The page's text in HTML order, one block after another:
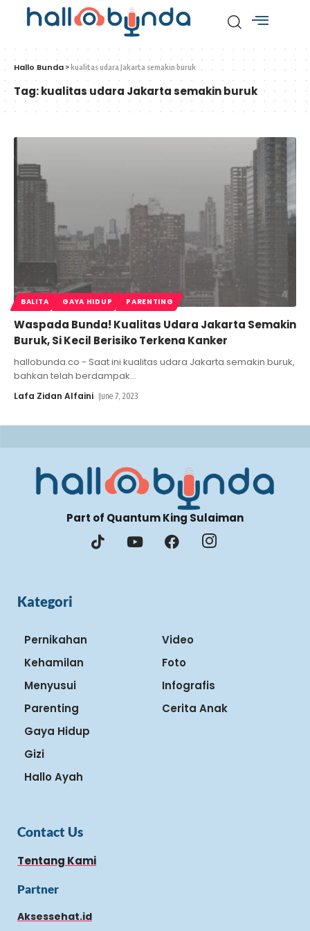
Hallo Bunda >kualitas udara Jakarta semakin buruk
Tag:kualitas udara Jakarta semakin buruk
BALITA GAYA HIDUP PARENTING
Waspada Bunda! Kualitas Udara Jakarta Semakin
Buruk, Si Kecil Berisiko Terkena Kanker
hallobunda.co - Saat ini kualitas udara Jakarta semakin buruk,
bahkan telah berdampak…
Lafa Zidan Alfaini June 7, 2023
Part of Quantum King Sulaiman
Kategori
Pernikahan
Kehamilan
Menyusui
Parenting
Gaya Hidup
Gizi
Hallo Ayah
Video
Foto
Infografis
Cerita Anak
Contact Us
Tentang Kami
Partner
Aksessehat.id